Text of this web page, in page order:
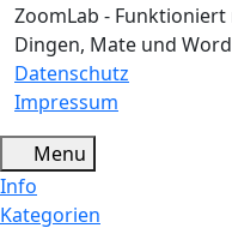
ZoomLab -
Dingen, Mate und
Datenschutz
Impressum
Menu
Info
Kategorien